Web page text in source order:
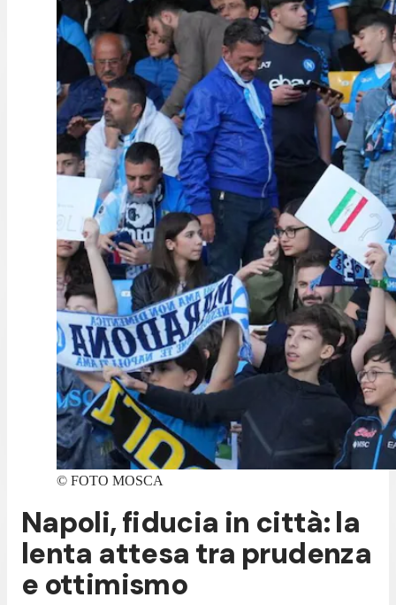
© FOTO MOSCA
Napoli, fiducia in città: la
lenta attesa tra prudenza
e ottimismo